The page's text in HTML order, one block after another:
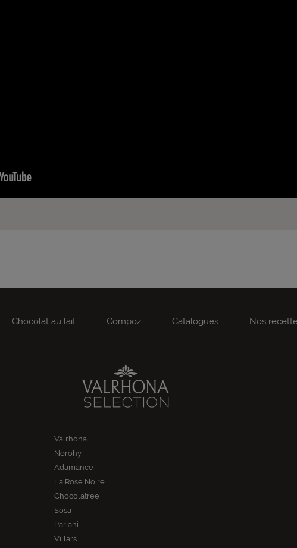
Chocolat au lait Compoz Catalogues Nos
Valrhona
Norohy
Adamance
La Rose Noire
Chocolatree
Sosa
Pariani
Villars